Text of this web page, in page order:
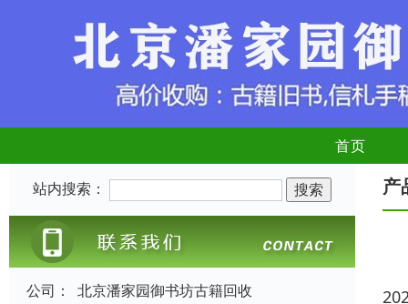
首页
站内搜索：
公司：
北京潘家园御书坊古籍回收
产